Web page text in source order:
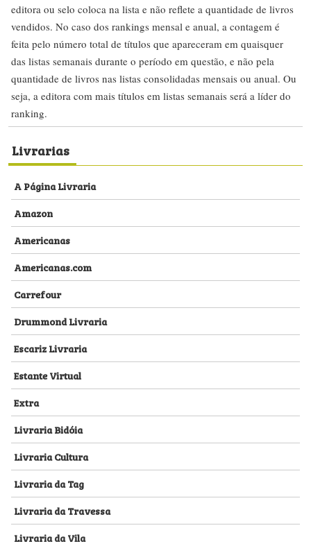
editora ou selo coloca na lista e não reflete a quantidade de livros
vendidos. No caso dos rankings mensal e anual, a contagem é
feita pelo número total de títulos que apareceram em quaisquer
das listas semanais durante o período em questão, e não pela
quantidade de livros nas listas consolidadas mensais ou anual. Ou
seja, a editora com mais títulos em listas semanais será a líder do
ranking.
Livrarias
A Página Livraria
Amazon
Americanas
Americanas.com
Carrefour
Drummond Livraria
Escariz Livraria
Estante Virtual
Extra
Livraria Bidóia
Livraria Cultura
Livraria da Tag
Livraria da Travessa
Livraria da Vila